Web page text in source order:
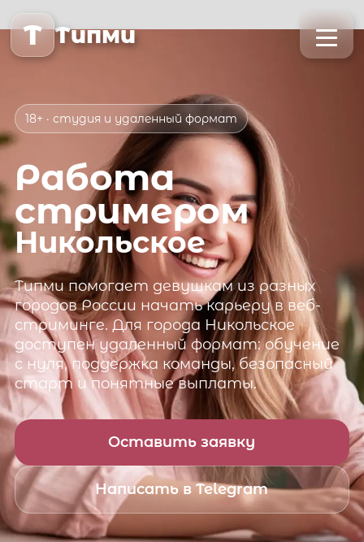
T Типми
18+ · студия и удаленный формат
Работа
стримером
Никольское
Типмипомогает девушкам из разных
городов России начать карьеру в веб-
стриминге. Для города Никольское
доступен удаленный формат: обучение
с нуля, поддержка команды, безопасный
старт и понятные выплаты.
Оставить заявку
Написать в Telegram